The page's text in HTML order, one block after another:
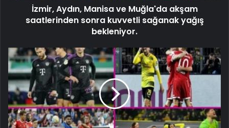
İzmir, Aydın, Manisa ve Muğla'da akşam
saatlerinden sonra kuvvetli sağanak yağış
bekleniyor.